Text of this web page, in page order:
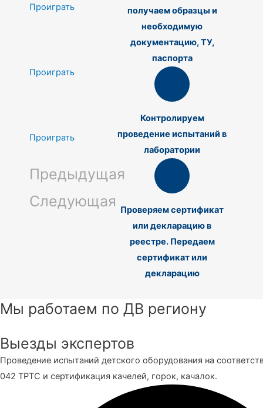
Проиграть
Проиграть
Проиграть
Предыдущая
Следующая
получаем образцы и
необходимую
документацию, ТУ,
паспорта
Контролируем
проведение испытаний в
лаборатории
Проверяем сертификат
или декларацию в
реестре. Передаем
сертификат или
декларацию
Мы работаем по ДВ региону
Выезды экспертов
Проведение испытаний детского оборудования на
042 ТРТС и сертификация качелей, горок, качалок.